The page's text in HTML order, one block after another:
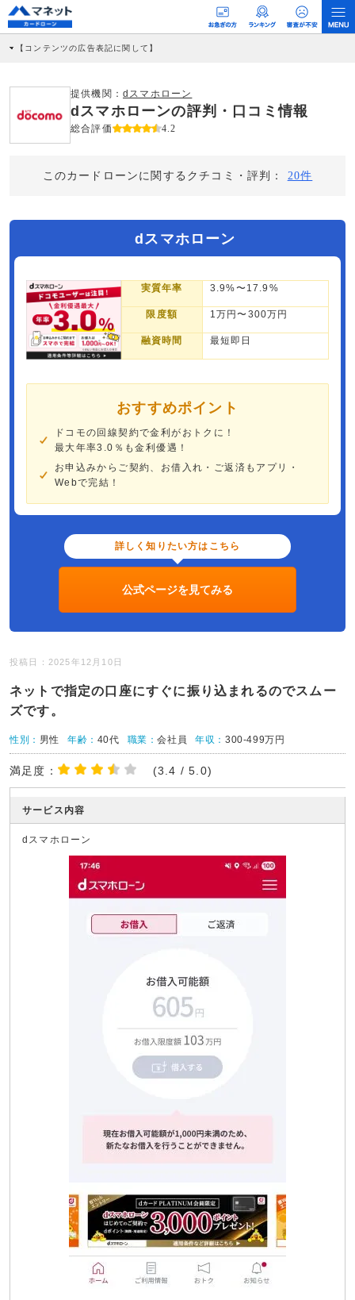
【コンテンツの広告表記に関して】
社に対して企業から紹介報酬が支払われるという収益モデルです。 ただし、特定の
商品を根拠なくPRするものではなく、当編集部の調査／ユーザーへの口コミ収集な
どに基づき、公平性を担保した情報提供を行っています。
提供機関： dスマホローン
dスマホローンの評判・口コミ情報
総合評価 4.2
このカードローンに関するクチコミ・評判： 20件
dスマホローン
実質年率 3.9%〜17.9%
限度額 1万円〜300万円
融資時間 最短即日
おすすめポイント
ドコモの回線契約で金利がおトクに！
最大年率3.0％も金利優遇！
お申込みからご契約、お借入れ・ご返済もアプリ・
Webで完結！
詳しく知りたい方はこちら
公式ページを見てみる
投稿日：2025年12月10日
ネットで指定の口座にすぐに振り込まれるのでスムー
ズです。
性別： 男性 年齢： 40代 職業：会社員 年収：300-499万円
満足度： (3.4 / 5.0)
サービス内容
dスマホローン